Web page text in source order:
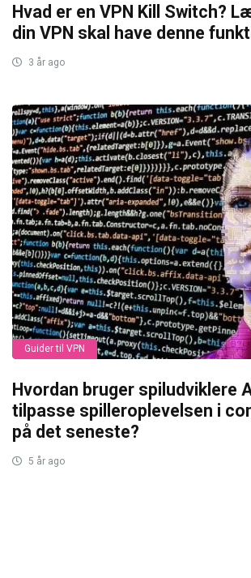
Hvad er en VPN Kill Switch?
din VPN skal have denne
3 år ago
Guider til VPN
Hvordan bruger spiludviklere
tilpasse spilleroplevelsen i
på det seneste?
5 år ago